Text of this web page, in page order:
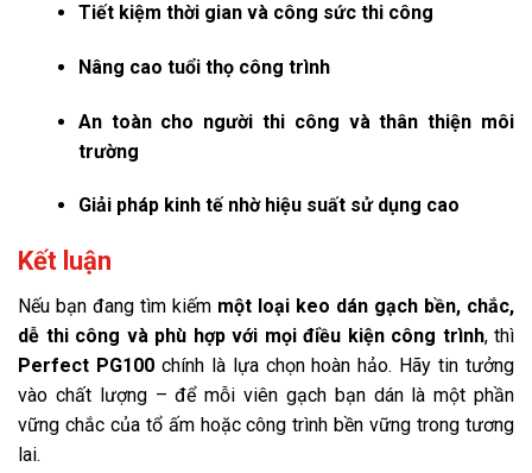
Tiết kiệm thời gian và công sức thi công
Nâng cao tuổi thọ công trình
An toàn cho người thi công và thân thiện môi
trường
Giải pháp kinh tế nhờ hiệu suất sử dụng cao
Kết luận
Nếu bạn đang tìm kiếm một loại keo dán gạch bền, chắc,
dễ thi công và phù hợp với mọi điều kiện công trình, thì
Perfect PG100chính là lựa chọn hoàn hảo. Hãy tin tưởng
vào chất lượng – để mỗi viên gạch bạn dán là một phần
vững chắc của tổ ấm hoặc công trình bền vững trong tương
lai.